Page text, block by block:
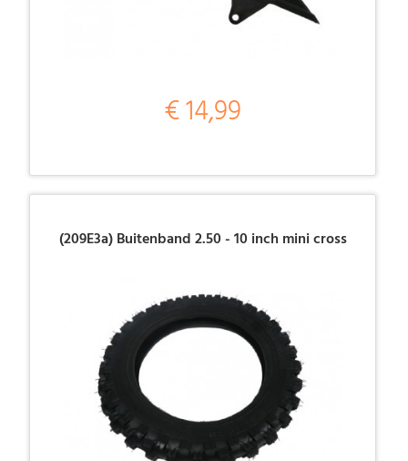
€ 14,99
(209E3a) Buitenband 2.50 - 10 inch mini cross